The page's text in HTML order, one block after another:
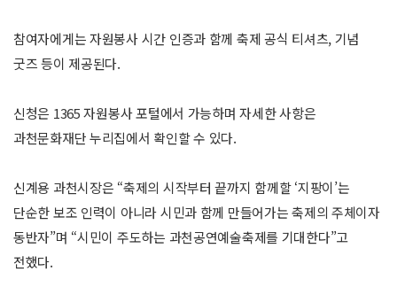
참여자에게는 자원봉사 시간 인증과 함께 축제 공식 티셔츠, 기념
굿즈 등이 제공된다.
신청은 1365 자원봉사 포털에서 가능하며 자세한 사항은
과천문화재단 누리집에서 확인할 수 있다.
신계용 과천시장은 “축제의 시작부터 끝까지 함께할 ‘지팡이’는
단순한 보조 인력이 아니라 시민과 함께 만들어가는 축제의 주체이자
동반자”며 “시민이 주도하는 과천공연예술축제를 기대한다”고
전했다.